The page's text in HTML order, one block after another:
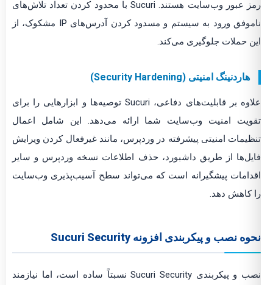
رمز عبور وب‌سایت هستند. Sucuri با محدود کردن تعداد تلاش‌های
ناموفق ورود به سیستم و مسدود کردن آدرس‌های IP مشکوک، از
این حملات جلوگیری می‌کند.
هاردنینگ امنیتی (Security Hardening)
علاوه بر قابلیت‌های دفاعی، Sucuri توصیه‌ها و ابزارهایی را برای
تقویت امنیت وب‌سایت شما ارائه می‌دهد. این شامل اعمال
تنظیمات امنیتی پیشرفته در وردپرس، مانند غیرفعال کردن ویرایش
فایل‌ها از طریق داشبورد، حذف اطلاعات نسخه وردپرس و سایر
اقدامات پیشگیرانه است که می‌تواند سطح آسیب‌پذیری وب‌سایت
را کاهش دهد.
نحوه نصب و پیکربندی افزونه Sucuri Security
نصب و پیکربندی Sucuri Security نسبتاً ساده است، اما نیازمند